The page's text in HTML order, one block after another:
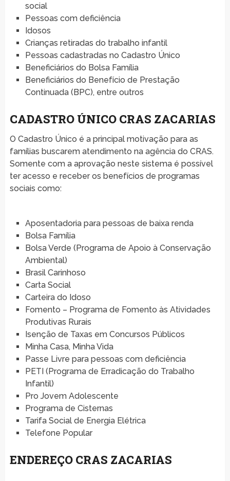
social
Pessoas com deficiência
Idosos
Crianças retiradas do trabalho infantil
Pessoas cadastradas no Cadastro Único
Beneficiários do Bolsa Família
Beneficiários do Benefício de Prestação
Continuada (BPC), entre outros
CADASTRO ÚNICO CRAS ZACARIAS
O Cadastro Único é a principal motivação para as
famílias buscarem atendimento na agência do CRAS.
Somente com a aprovação neste sistema é possível
ter acesso e receber os benefícios de programas
sociais como:
Aposentadoria para pessoas de baixa renda
Bolsa Família
Bolsa Verde (Programa de Apoio à Conservação
Ambiental)
Brasil Carinhoso
Carta Social
Carteira do Idoso
Fomento – Programa de Fomento às Atividades
Produtivas Rurais
Isenção de Taxas em Concursos Públicos
Minha Casa, Minha Vida
Passe Livre para pessoas com deficiência
PETI (Programa de Erradicação do Trabalho
Infantil)
Pro Jovem Adolescente
Programa de Cisternas
Tarifa Social de Energia Elétrica
Telefone Popular
ENDEREÇO CRAS ZACARIAS